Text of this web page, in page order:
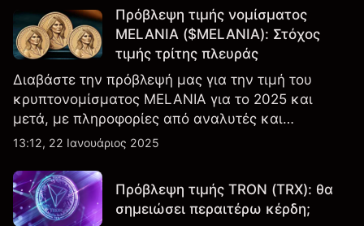
Πρόβλεψη τιμής νομίσματος
MELANIA ($MELANIA): Στόχος
τιμής τρίτης πλευράς
Διαβάστε την πρόβλεψή μας για την τιμή του
κρυπτονομίσματος MELANIA για το 2025 και
μετά, με πληροφορίες από αναλυτές και
εμπειρογνώμονες της αγοράς.
13:12, 22 Ιανουάριος 2025
Πρόβλεψη τιμής TRON (TRX): θα
σημειώσει περαιτέρω κέρδη;